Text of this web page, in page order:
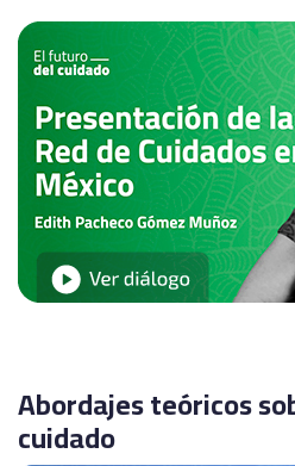
Abordajes teóricos
cuidado